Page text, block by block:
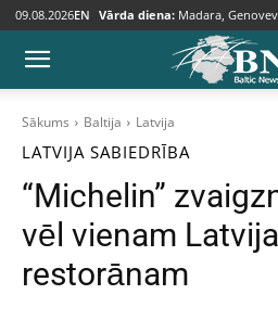
09.08.2026EN Vārda diena: Madara,
Sākums Baltija Latvija
LATVIJA SABIEDRĪBA
“Michelin”
vēl vienam
restorānam